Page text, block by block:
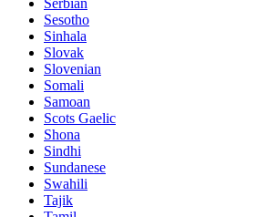
Serbian
Sesotho
Sinhala
Slovak
Slovenian
Somali
Samoan
Scots Gaelic
Shona
Sindhi
Sundanese
Swahili
Tajik